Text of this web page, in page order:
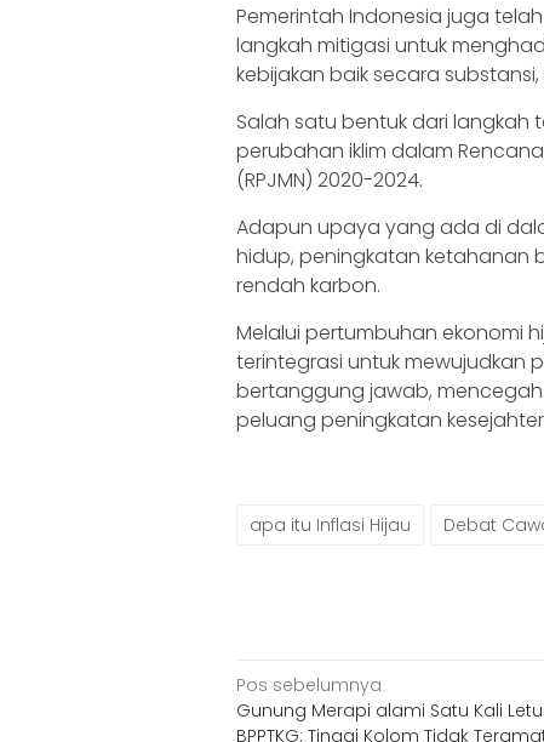
Pemerintah Indonesia juga
langkah mitigasi untuk
kebijakan baik secara
Salah satu bentuk dari
perubahan iklim dalam
(RPJMN) 2020-2024.
Adapun upaya yang ada di
hidup, peningkatan ketahanan
rendah karbon.
Melalui pertumbuhan ekonomi
terintegrasi untuk mewujudkan
bertanggung jawab,
peluang peningkatan
apa itu Inflasi Hijau Debat
Navigasi
pos
Pos sebelumnya
Gunung Merapi alami Satu Kali
BPPTKG: Tinggi Kolom Tidak